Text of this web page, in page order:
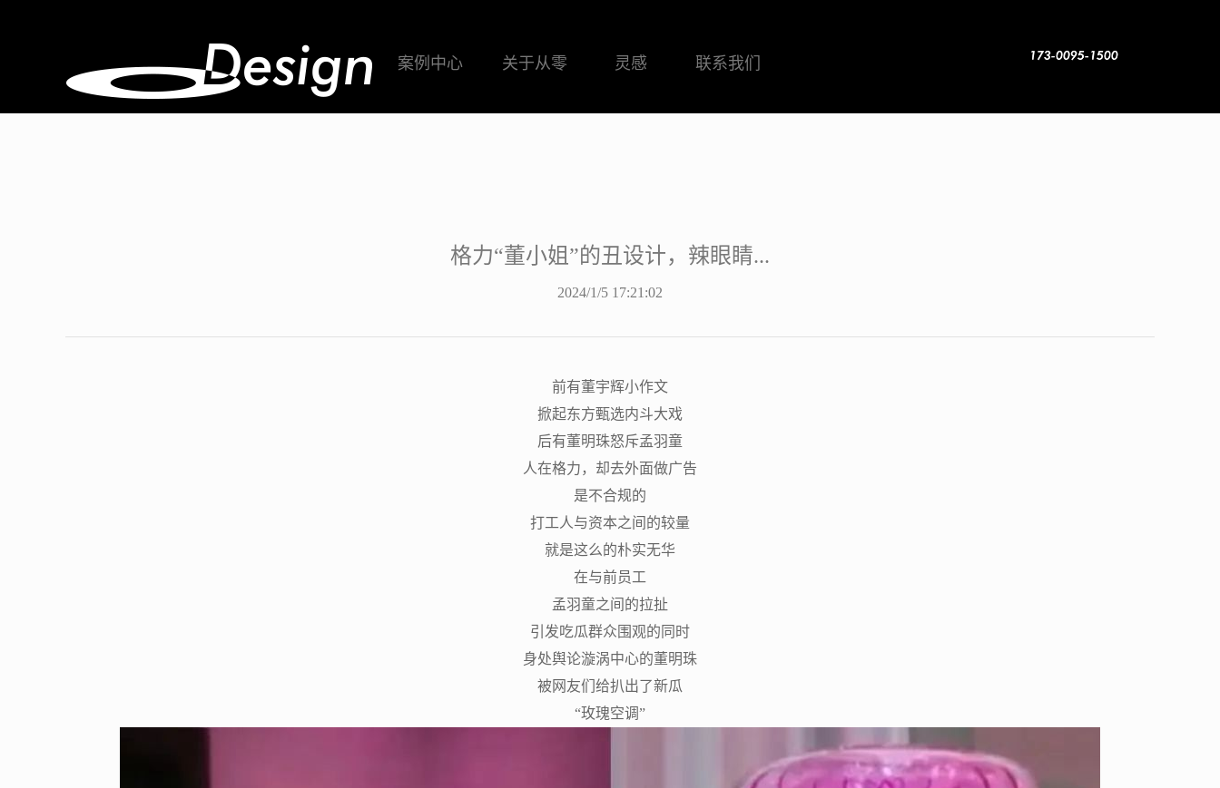
案例中心 关于从零 灵感 联系我们
格力“董小姐”的丑设计，辣眼睛...
2024/1/5 17:21:02
前有董宇辉小作文
掀起东方甄选内斗大戏
后有董明珠怒斥孟羽童
人在格力，却去外面做广告
是不合规的
打工人与资本之间的较量
就是这么的朴实无华
在与前员工
孟羽童之间的拉扯
引发吃瓜群众围观的同时
身处舆论漩涡中心的董明珠
被网友们给扒出了新瓜
“玫瑰空调”